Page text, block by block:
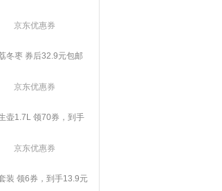
京东优惠券
冬枣 券后32.9元包邮
京东优惠券
壶1.7L 领70券，到手
京东优惠券
装 领6券，到手13.9元